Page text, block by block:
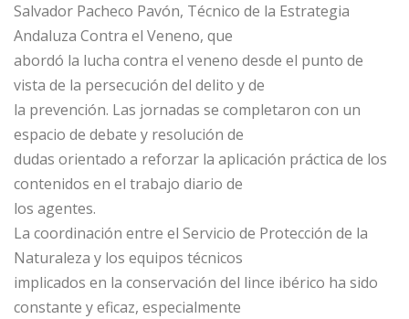
Salvador Pacheco Pavón, Técnico de la Estrategia
Andaluza Contra el Veneno, que
abordó la lucha contra el veneno desde el punto de
vista de la persecución del delito y de
la prevención. Las jornadas se completaron con un
espacio de debate y resolución de
dudas orientado a reforzar la aplicación práctica de los
contenidos en el trabajo diario de
los agentes.
La coordinación entre el Servicio de Protección de la
Naturaleza y los equipos técnicos
implicados en la conservación del lince ibérico ha sido
constante y eficaz, especialmente